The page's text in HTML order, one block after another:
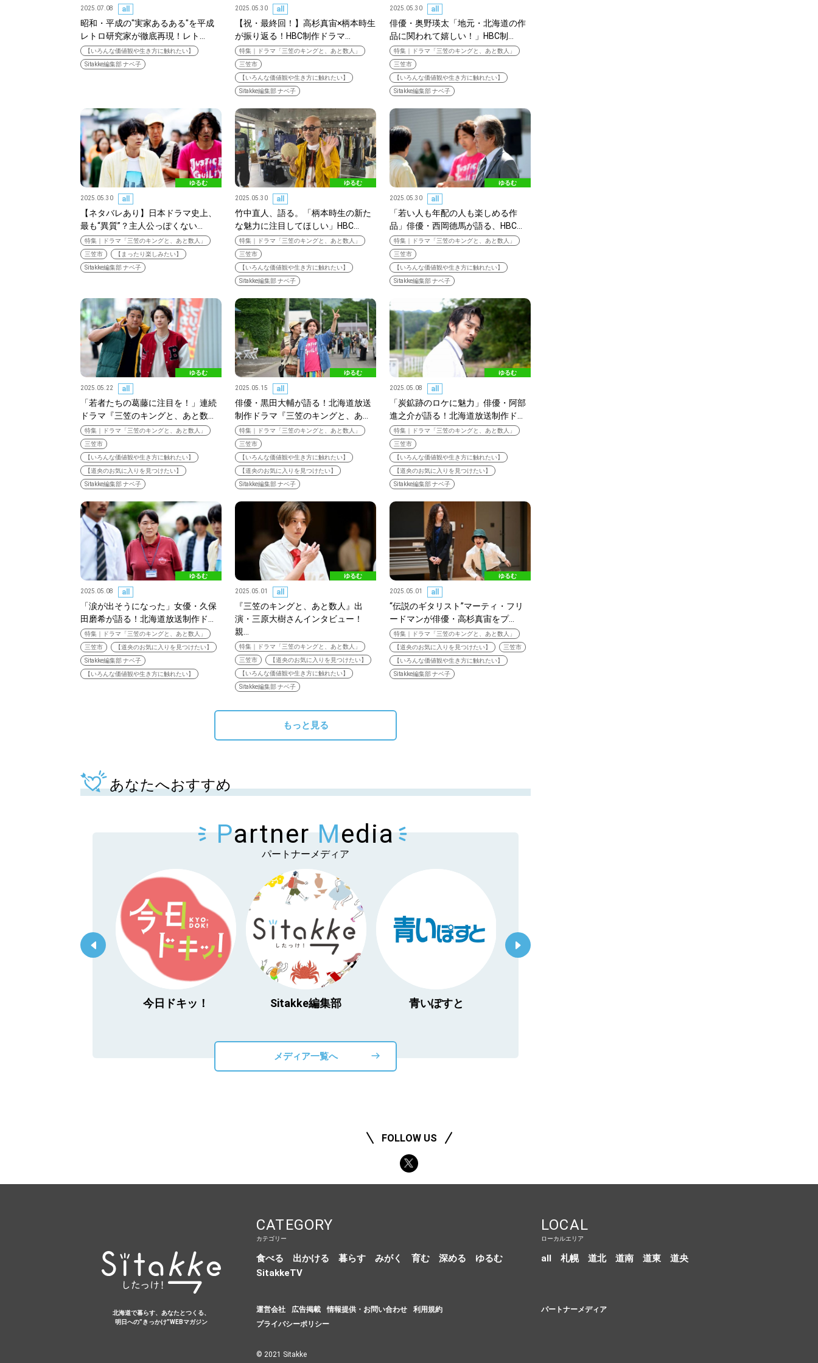
北海道で暮らす、あなたとつくる、
明日への”きっかけ”WEBマガジン
Sitakkeパートナー
運営会社 広告掲載 情報提供・お問い合わせ 利用規約
閉じる
SEARCH
CATEGORY
カテゴリー
LOCAL
KEYWORD
キーワード
Sitakke編集部あい
【道央のお気に入りを見つけたい】
【道東のお気に入りを見つけたい】
2025.07.08 all
昭和・平成の"実家あるある"を平成
レトロ研究家が徹底再現！レト…
【いろんな価値観や生き方に触れたい】
Sitakke編集部 ナベ子
2025.05.30 all
【祝・最終回！】高杉真宙×柄本時生
が振り返る！HBC制作ドラマ…
特集｜ドラマ「三笠のキングと、あと数人」
三笠市
【いろんな価値観や生き方に触れたい】
Sitakke編集部 ナベ子
2025.05.30 all
俳優・奥野瑛太「地元・北海道の作
品に関われて嬉しい！」HBC制…
特集｜ドラマ「三笠のキングと、あと数人」
三笠市
【いろんな価値観や生き方に触れたい】
Sitakke編集部 ナベ子
ゆるむ
2025.05.30 all
【ネタバレあり】日本ドラマ史上、
最も“異質”？主人公っぽくない…
特集｜ドラマ「三笠のキングと、あと数人」
三笠市
【まったり楽しみたい】
Sitakke編集部 ナベ子
ゆるむ
2025.05.30 all
竹中直人、語る。「柄本時生の新た
な魅力に注目してほしい」HBC…
特集｜ドラマ「三笠のキングと、あと数人」
三笠市
【いろんな価値観や生き方に触れたい】
Sitakke編集部 ナベ子
ゆるむ
2025.05.30 all
「若い人も年配の人も楽しめる作
品」俳優・西岡德馬が語る、HBC…
特集｜ドラマ「三笠のキングと、あと数人」
三笠市
【いろんな価値観や生き方に触れたい】
Sitakke編集部 ナベ子
ゆるむ
2025.05.22 all
「若者たちの葛藤に注目を！」連続
ドラマ『三笠のキングと、あと数…
特集｜ドラマ「三笠のキングと、あと数人」
三笠市
【いろんな価値観や生き方に触れたい】
【道央のお気に入りを見つけたい】
Sitakke編集部 ナベ子
ゆるむ
2025.05.15 all
俳優・黒田大輔が語る！北海道放送
制作ドラマ『三笠のキングと、あ…
特集｜ドラマ「三笠のキングと、あと数人」
三笠市
【いろんな価値観や生き方に触れたい】
【道央のお気に入りを見つけたい】
Sitakke編集部 ナベ子
ゆるむ
2025.05.08 all
「炭鉱跡のロケに魅力」俳優・阿部
進之介が語る！北海道放送制作ド…
特集｜ドラマ「三笠のキングと、あと数人」
三笠市
【いろんな価値観や生き方に触れたい】
【道央のお気に入りを見つけたい】
Sitakke編集部 ナベ子
ゆるむ
2025.05.08 all
「涙が出そうになった」女優・久保
田磨希が語る！北海道放送制作ド…
特集｜ドラマ「三笠のキングと、あと数人」
三笠市
【道央のお気に入りを見つけたい】
Sitakke編集部 ナベ子
【いろんな価値観や生き方に触れたい】
ゆるむ
2025.05.01 all
『三笠のキングと、あと数人』出
演・三原大樹さんインタビュー！
親…
特集｜ドラマ「三笠のキングと、あと数人」
三笠市
【道央のお気に入りを見つけたい】
【いろんな価値観や生き方に触れたい】
Sitakke編集部 ナベ子
ゆるむ
2025.05.01 all
“伝説のギタリスト”マーティ・フリ
ードマンが俳優・高杉真宙をプ…
特集｜ドラマ「三笠のキングと、あと数人」
【道央のお気に入りを見つけたい】
三笠市
【いろんな価値観や生き方に触れたい】
Sitakke編集部 ナベ子
もっと見る
あなたへおすすめ
Partner Media
パートナーメディア
今日ドキッ！ Sitakke編集部 青いぽすと
メディア一覧へ
FOLLOW US
北海道で暮らす、あなたとつくる、
明日への”きっかけ”WEBマガジン
CATEGORY
カテゴリー
食べる 出かける 暮らす みがく 育む 深める
ゆるむ
SitakkeTV
LOCAL
ローカルエリア
all 札幌 道北 道南 道東 道央
運営会社 広告掲載 情報提供・お問い合わせ
利用規約
プライバシーポリシー
パートナーメディア
© 2021 Sitakke